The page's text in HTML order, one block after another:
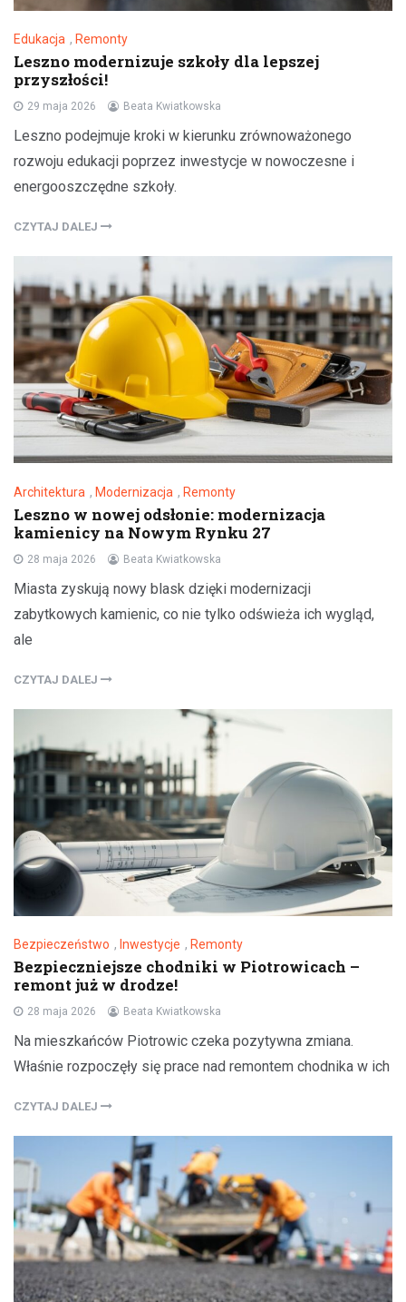
Edukacja , Remonty
Leszno modernizuje szkoły dla lepszej
przyszłości!
29 maja 2026 Beata Kwiatkowska
Leszno podejmuje kroki w kierunku zrównoważonego
rozwoju edukacji poprzez inwestycje w nowoczesne i
energooszczędne szkoły.
CZYTAJ DALEJ
Architektura , Modernizacja , Remonty
Leszno w nowej odsłonie: modernizacja
kamienicy na Nowym Rynku 27
28 maja 2026 Beata Kwiatkowska
Miasta zyskują nowy blask dzięki modernizacji
zabytkowych kamienic, co nie tylko odświeża ich wygląd,
ale
CZYTAJ DALEJ
Bezpieczeństwo , Inwestycje , Remonty
Bezpieczniejsze chodniki w Piotrowicach –
remont już w drodze!
28 maja 2026 Beata Kwiatkowska
Na mieszkańców Piotrowic czeka pozytywna zmiana.
Właśnie rozpoczęły się prace nad remontem chodnika w ich
CZYTAJ DALEJ